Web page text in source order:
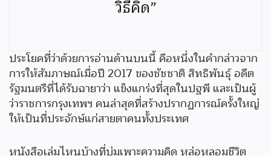
วิธีคิด”
ประโยคที่ว่าด้วยการอ่านด้านบนนี้ คือหนึ่งในคำกล่าวจาก
การให้สัมภาษณ์เมื่อปี 2017 ของชัชชาติ สิทธิพันธุ์ อดีต
รัฐมนตรีที่ได้รับฉายาว่า แข็งแกร่งที่สุดในปฐพี และเป็นผู้
ว่าราชการกรุงเทพฯ คนล่าสุดที่สร้างปรากฏการณ์ครั้งใหญ่
ให้เป็นที่ประจักษ์แก่สายตาคนทั้งประเทศ
หนังสือเล่มไหนบ้างที่บ่มเพาะความคิด หล่อหลอมชีวิต